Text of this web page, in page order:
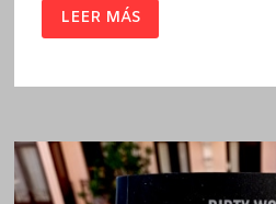
EL
EVANGELIO
SEGÚN
JOSÉ
LEER MÁS